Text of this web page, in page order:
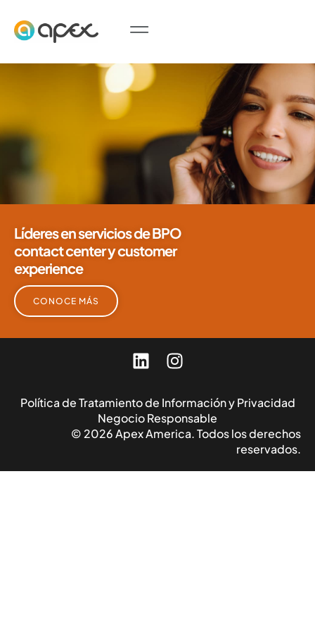
Líderes en servicios de BPO
contact center y customer
experience
CONOCE MÁS
Política de Tratamiento de Información y Privacidad
Negocio Responsable
© 2026 Apex America. Todos los derechos
reservados.